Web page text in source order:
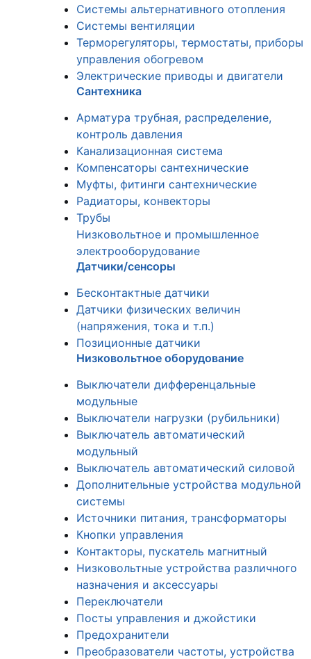
Системы альтернативного отопления
Системы вентиляции
Терморегуляторы, термостаты, приборы
управления обогревом
Электрические приводы и двигатели
Сантехника
Арматура трубная, распределение,
контроль давления
Канализационная система
Компенсаторы сантехнические
Муфты, фитинги сантехнические
Радиаторы, конвекторы
Трубы
Низковольтное и промышленное
электрооборудование
Датчики/сенсоры
Бесконтактные датчики
Датчики физических величин
(напряжения, тока и т.п.)
Позиционные датчики
Низковольтное оборудование
Выключатели дифференцальные
модульные
Выключатели нагрузки (рубильники)
Выключатель автоматический
модульный
Выключатель автоматический силовой
Дополнительные устройства модульной
системы
Источники питания, трансформаторы
Кнопки управления
Контакторы, пускатель магнитный
Низковольтные устройства различного
назначения и аксессуары
Переключатели
Посты управления и джойстики
Предохранители
Преобразователи частоты, устройства